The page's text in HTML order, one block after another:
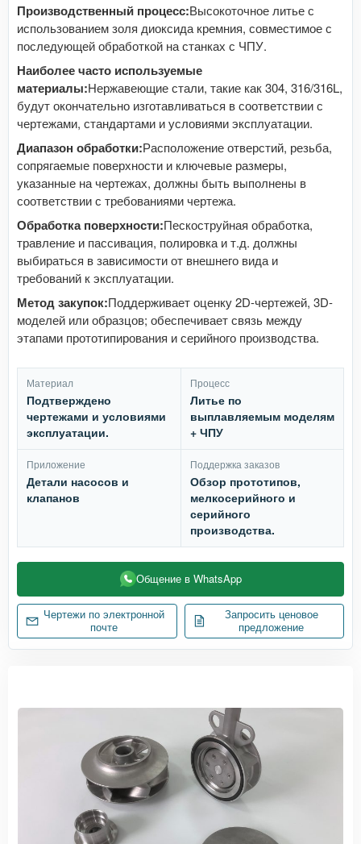
Производственный процесс:Высокоточное литье с
использованием золя диоксида кремния, совместимое с
последующей обработкой на станках с ЧПУ.
Наиболее часто используемые
материалы:Нержавеющие стали, такие как 304, 316/316L,
будут окончательно изготавливаться в соответствии с
чертежами, стандартами и условиями эксплуатации.
Диапазон обработки:Расположение отверстий, резьба,
сопрягаемые поверхности и ключевые размеры,
указанные на чертежах, должны быть выполнены в
соответствии с требованиями чертежа.
Обработка поверхности:Пескоструйная обработка,
травление и пассивация, полировка и т.д. должны
выбираться в зависимости от внешнего вида и
требований к эксплуатации.
Метод закупок:Поддерживает оценку 2D-чертежей, 3D-
моделей или образцов; обеспечивает связь между
этапами прототипирования и серийного производства.
Материал
Подтверждено
чертежами и условиями
эксплуатации.
Процесс
Литье по
выплавляемым моделям
+ ЧПУ
Приложение
Детали насосов и
клапанов
Поддержка заказов
Обзор прототипов,
мелкосерийного и
серийного
производства.
Общение в WhatsApp
Чертежи по электронной
почте
Запросить ценовое
предложение